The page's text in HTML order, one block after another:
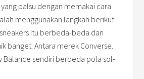
palsu dengan memakai cara
menggunakan langkah berikut
itu berbeda-beda dan
banget. Antara merek Converse.
Balance sendiri berbeda pola sol-